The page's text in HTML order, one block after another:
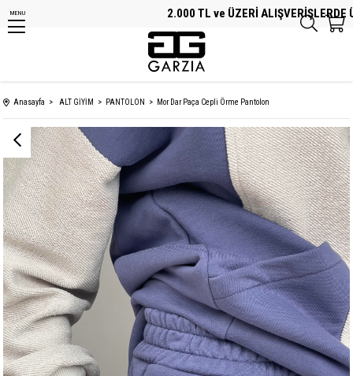
2.000 TL ve ÜZERİ ALIŞVERİŞLERDE
MENU
Anasayfa ALT GİYİM PANTOLON Mor Dar Paça Cepli Örme Pantolon